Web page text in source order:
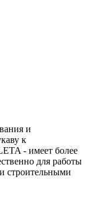
и
к
- имеет более
для работы
строительными